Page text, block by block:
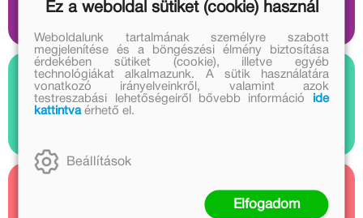
1 audió
Nézz bele
1 videó
Kapcsolódó cikkek
Ez a weboldal sütiket (cookie) használ
Weboldalunk tartalmának személyre szabott
megjelenítése és a böngészési élmény biztosítása
érdekében sütiket (cookie), illetve egyéb
technológiákat alkalmazunk. A sütik használatára
vonatkozó irányelveinkről, valamint azok
testreszabási lehetőségeiről bővebb információ
ide
kattintvaérhető el.
Beállítások
Elfogadom